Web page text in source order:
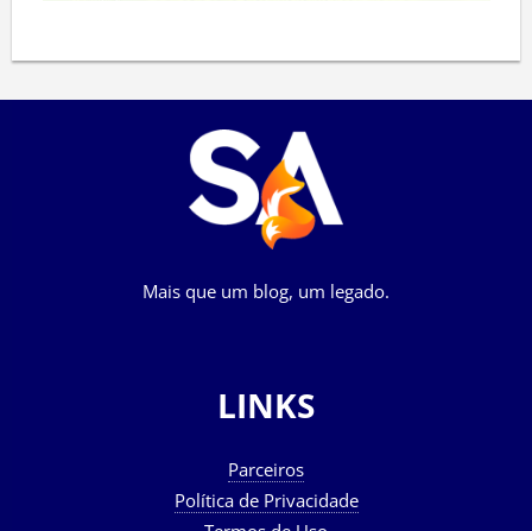
Mais que um blog, um legado.
LINKS
Parceiros
Política de Privacidade